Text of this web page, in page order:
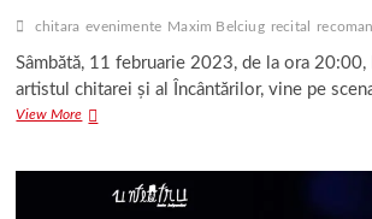
chitara evenimente Maxim Belciug recital
Sâmbătă, 11 februarie 2023, de la ora
artistul chitarei și al Încântărilor, vine pe
View MoreRecital
Unteatru